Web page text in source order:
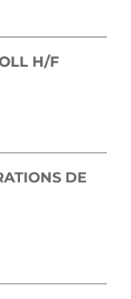
H/F
DE